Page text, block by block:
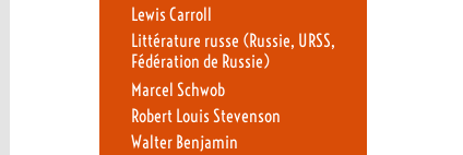
Lewis Carroll
Littérature russe (Russie, URSS,
Fédération de Russie)
Marcel Schwob
Robert Louis Stevenson
Walter Benjamin